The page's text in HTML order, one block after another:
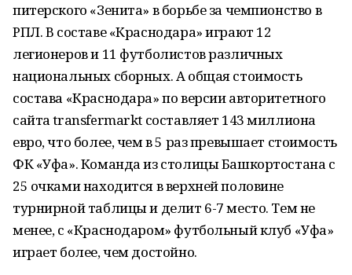
питерского «Зенита» в борьбе за чемпионство в
РПЛ. В составе «Краснодара» играют 12
легионеров и 11 футболистов различных
национальных сборных. А общая стоимость
состава «Краснодара» по версии авторитетного
сайта transfermarkt составляет 143 миллиона
евро, что более, чем в 5 раз превышает стоимость
ФК «Уфа». Команда из столицы Башкортостана с
25 очками находится в верхней половине
турнирной таблицы и делит 6-7 место. Тем не
менее, с «Краснодаром» футбольный клуб «Уфа»
играет более, чем достойно.